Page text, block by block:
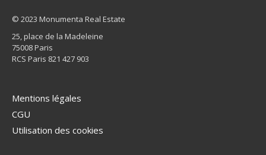
© 2023 Monumenta Real Estate
25, place de la Madeleine
75008 Paris
RCS Paris 821 427 903
Mentions légales
CGU
Utilisation des cookies